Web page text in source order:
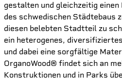
gestalten und gleichzeitig
des schwedischen Städtebaus
diesen belebten Stadtteil zu
ein heterogenes,
und dabei eine sorgfältige
OrganoWood® findet sich an
Konstruktionen und in Parks